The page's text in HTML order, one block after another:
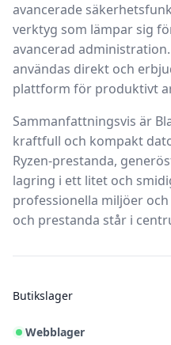
avancerade
verktyg som lämpar sig
avancerad
användas direkt och
plattform för produktivt
Sammanfattningsvis är
kraftfull och kompakt
Ryzen-prestanda,
lagring i ett litet och
professionella miljöer
och prestanda står i
Butikslager
Webblager